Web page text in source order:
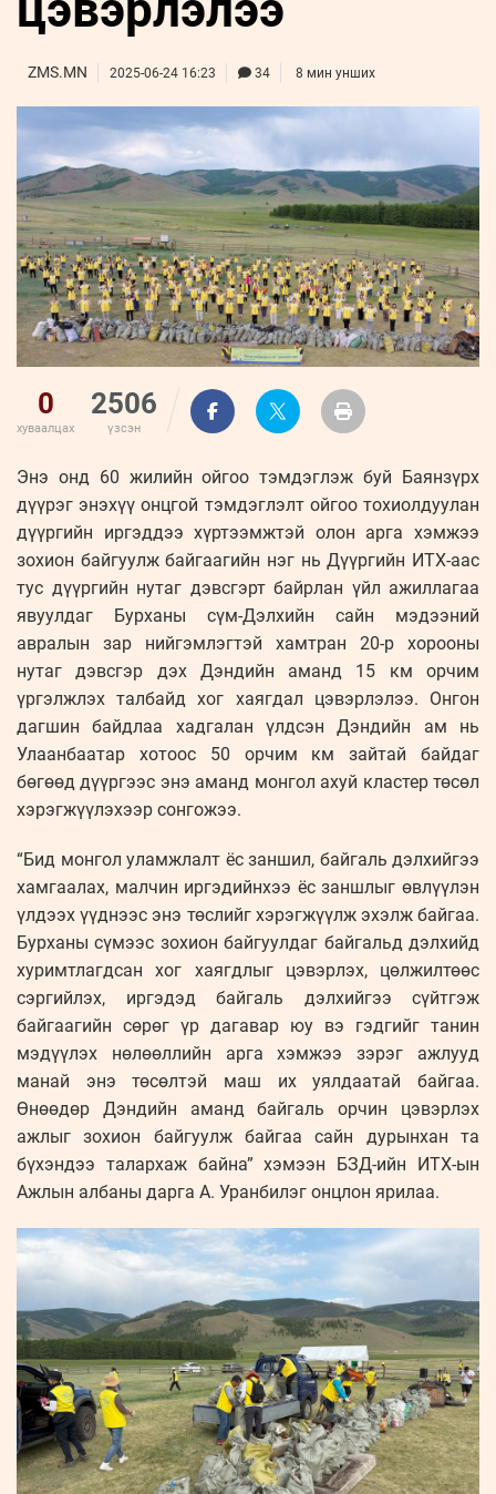
Нэвтрэх
Бизнес
Leaderships
ФОТО
УРЛАГ
ZMS.MN 2025-06-24 16:23 34 8 мин унших
0
хуваалцах
2506
үзсэн
Энэ онд 60 жилийн ойгоо тэмдэглэж буй Баянзүрх
дүүрэг энэхүү онцгой тэмдэглэлт ойгоо тохиолдуулан
дүүргийн иргэддээ хүртээмжтэй олон арга хэмжээ
зохион байгуулж байгаагийн нэг нь Дүүргийн ИТХ-аас
тус дүүргийн нутаг дэвсгэрт байрлан үйл ажиллагаа
явуулдаг Бурханы сүм-Дэлхийн сайн мэдээний
авралын зар нийгэмлэгтэй хамтран 20-р хорооны
нутаг дэвсгэр дэх Дэндийн аманд 15 км орчим
үргэлжлэх талбайд хог хаягдал цэвэрлэлээ. Онгон
дагшин байдлаа хадгалан үлдсэн Дэндийн ам нь
Улаанбаатар хотоос 50 орчим км зайтай байдаг
бөгөөд дүүргээс энэ аманд монгол ахуй кластер төсөл
хэрэгжүүлэхээр сонгожээ.
“Бид монгол уламжлалт ёс заншил, байгаль дэлхийгээ
хамгаалах, малчин иргэдийнхээ ёс заншлыг өвлүүлэн
үлдээх үүднээс энэ төслийг хэрэгжүүлж эхэлж байгаа.
Бурханы сүмээс зохион байгуулдаг байгальд дэлхийд
хуримтлагдсан хог хаягдлыг цэвэрлэх, цөлжилтөөс
сэргийлэх, иргэдэд байгаль дэлхийгээ сүйтгэж
байгаагийн сөрөг үр дагавар юу вэ гэдгийг танин
мэдүүлэх нөлөөллийн арга хэмжээ зэрэг ажлууд
манай энэ төсөлтэй маш их уялдаатай байгаа.
Өнөөдөр Дэндийн аманд байгаль орчин цэвэрлэх
ажлыг зохион байгуулж байгаа сайн дурынхан та
бүхэндээ талархаж байна” хэмээн БЗД-ийн ИТХ-ын
Ажлын албаны дарга А. Уранбилэг онцлон ярилаа.